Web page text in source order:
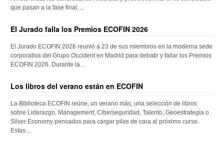
que pasan a la fase final….
El Jurado falla los Premios ECOFIN 2026
El Jurado ECOFIN 2026 reunió a 23 de sus miembros en la moderna sede
corporativa del Grupo Occident en Madrid para debatir y fallar los Premios
ECOFIN 2026. Durante la…
Los libros del verano están en ECOFIN
La Biblioteca ECOFIN reúne, un verano más, una selección de libros
sobre Liderazgo, Management, Ciberseguridad, Talento, Geoestrategia o
Silver Economy pensados para cargar pilas de cara al próximo curso.
Estas…